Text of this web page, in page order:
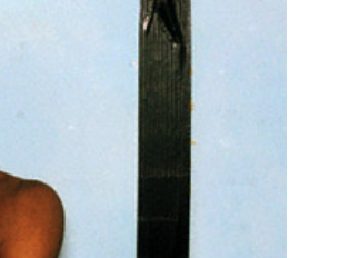
В Берлине отпраздновали
легализацию гей-браков
Июл 2, 2017